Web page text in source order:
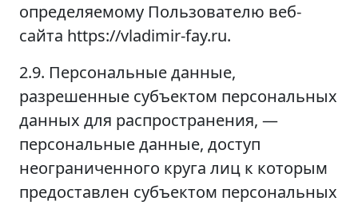
определяемому Пользователю веб-
сайта https://vladimir-fay.ru.
2.9. Персональные данные,
разрешенные субъектом персональных
данных для распространения, —
персональные данные, доступ
неограниченного круга лиц к которым
предоставлен субъектом персональных